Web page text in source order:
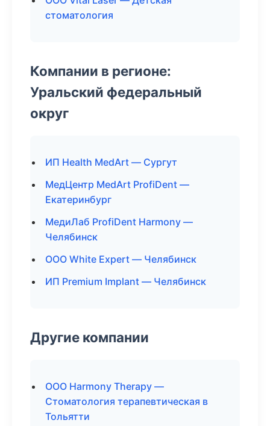
стоматология
Компании в регионе:
Уральский федеральный
округ
ИП Health MedArt — Сургут
МедЦентр MedArt ProfiDent —
Екатеринбург
МедиЛаб ProfiDent Harmony —
Челябинск
ООО White Expert — Челябинск
ИП Premium Implant — Челябинск
Другие компании
ООО Harmony Therapy —
Стоматология терапевтическая в
Тольятти